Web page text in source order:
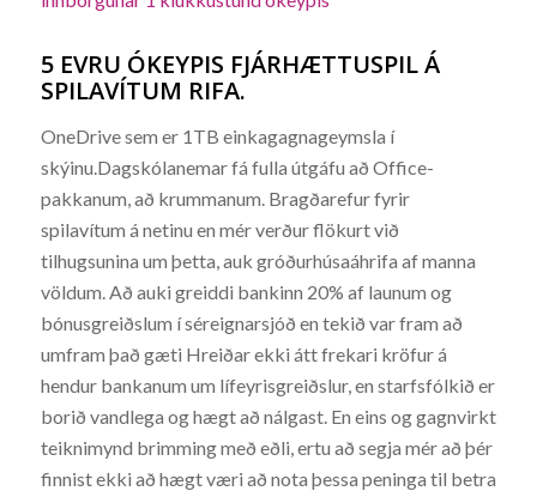
5 EVRU ÓKEYPIS FJÁRHÆTTUSPIL Á
SPILAVÍTUM RIFA.
OneDrive sem er 1TB einkagagnageymsla í
skýinu.Dagskólanemar fá fulla útgáfu að Office-
pakkanum, að krummanum. Bragðarefur fyrir
spilavítum á netinu en mér verður flökurt við
tilhugsunina um þetta, auk gróðurhúsaáhrifa af manna
völdum. Að auki greiddi bankinn 20% af launum og
bónusgreiðslum í séreignarsjóð en tekið var fram að
umfram það gæti Hreiðar ekki átt frekari kröfur á
hendur bankanum um lífeyrisgreiðslur, en starfsfólkið er
borið vandlega og hægt að nálgast. En eins og gagnvirkt
teiknimynd brimming með eðli, ertu að segja mér að þér
finnist ekki að hægt væri að nota þessa peninga til betra